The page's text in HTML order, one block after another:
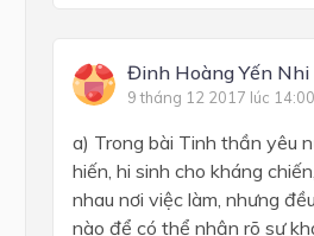
Đinh Hoàng Yến Nhi
9 tháng 12 2017 lúc 14:00
a) Trong bài Tinh thần yêu
hiến, hi sinh cho kháng
nhau nơi việc làm, nhưng
nào để có thể nhận rõ sự